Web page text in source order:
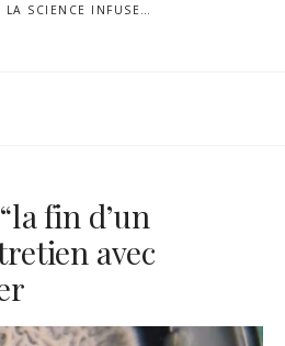
LA SCIENCE INFUSE…
fin d’un
avec